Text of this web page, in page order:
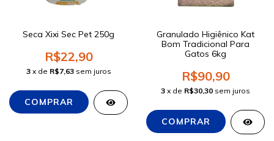
Seca Xixi Sec Pet 250g
R$22,90
3 x de R$7,63 sem juros
Granulado Higiênico Kat
Bom Tradicional Para
Gatos 6kg
R$90,90
3 x de R$30,30 sem juros